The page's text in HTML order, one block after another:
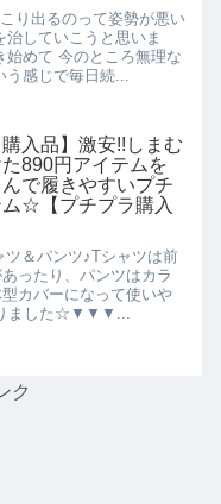
り出るのって姿勢が悪い
していこうと思いま
めて 今のところ無理な
う感じで毎日続...
購入品】激安!!しまむ
890円アイテムを
で履きやすいプチ
☆【プチプラ購入
＆パンツ♪Tシャツは前
ったり、パンツはカラ
カバーになって使いや
ました☆▼▼▼...
ク